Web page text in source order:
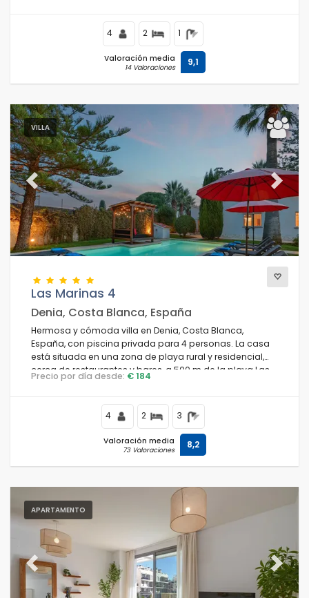
4 2 1
Valoración media
14 Valoraciones 9,1
VILLA
Previous Next
Las Marinas 4
Denia, Costa Blanca, España
Hermosa y cómoda villa en Denia, Costa Blanca,
España, con piscina privada para 4 personas. La casa
está situada en una zona de playa rural y residencial,
cerca de restaurantes y bares, a 500 m de la playa Las
Marinas, Denia, a 5 km de Jávea y a 0,5 km del
Precio por día desde: € 184
4 2 3
Valoración media
73 Valoraciones 8,2
APARTAMENTO
Previous Next